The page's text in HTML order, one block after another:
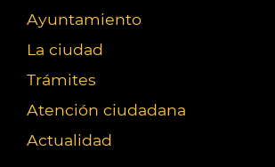
Ayuntamiento
La ciudad
Trámites
Atención ciudadana
Actualidad